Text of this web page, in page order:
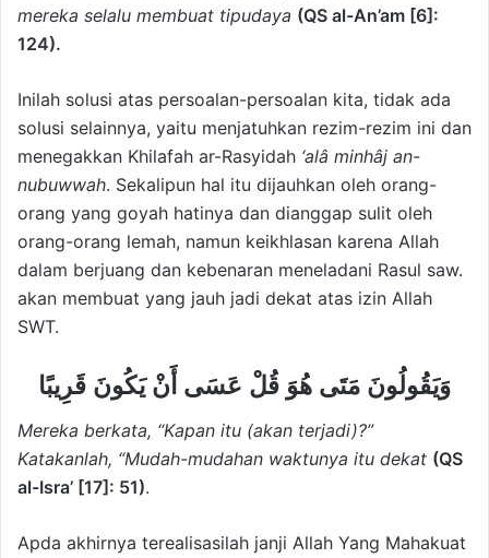
mereka selalu membuat tipudaya (QS al-An’am [6]:
124).
Inilah solusi atas persoalan-persoalan kita, tidak ada
solusi selainnya, yaitu menjatuhkan rezim-rezim ini dan
menegakkan Khilafah ar-Rasyidah ‘alâ minhâj an-
nubuwwah. Sekalipun hal itu dijauhkan oleh orang-
orang yang goyah hatinya dan dianggap sulit oleh
orang-orang lemah, namun keikhlasan karena Allah
dalam berjuang dan kebenaran meneladani Rasul saw.
akan membuat yang jauh jadi dekat atas izin Allah
SWT.
وَيَقُولُونَ مَتَى هُوَ قُلْ عَسَى أَنْ يَكُونَ قَرِيبًا
Mereka berkata, “Kapan itu (akan terjadi)?”
Katakanlah, “Mudah-mudahan waktunya itu dekat (QS
al-Isra’ [17]: 51).
Apda akhirnya terealisasilah janji Allah Yang Mahakuat